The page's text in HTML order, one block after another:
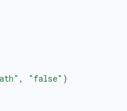
, "false" )